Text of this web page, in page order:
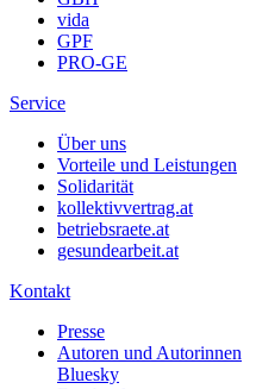
vida
GPF
PRO-GE
Service
Über uns
Vorteile und Leistungen
Solidarität
kollektivvertrag.at
betriebsraete.at
gesundearbeit.at
Kontakt
Presse
Autoren und Autorinnen
Bluesky